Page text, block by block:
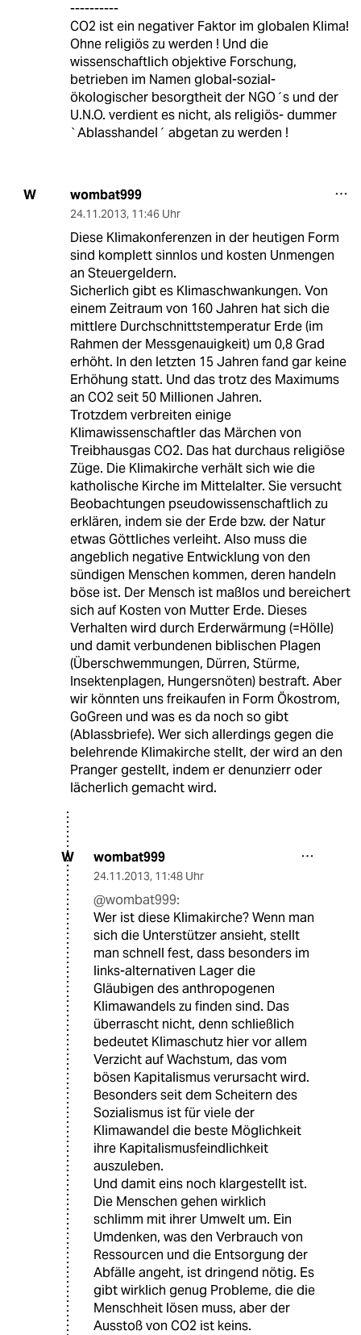
----------
CO2 ist ein negativer Faktor im globalen Klima!
Ohne religiös zu werden ! Und die
wissenschaftlich objektive Forschung,
betrieben im Namen global-sozial-
ökologischer besorgtheit der NGO´s und der
U.N.O. verdient es nicht, als religiös- dummer
`Ablasshandel´ abgetan zu werden !
W wombat999
24.11.2013, 11:46 Uhr
Diese Klimakonferenzen in der heutigen Form
sind komplett sinnlos und kosten Unmengen
an Steuergeldern.
Sicherlich gibt es Klimaschwankungen. Von
einem Zeitraum von 160 Jahren hat sich die
mittlere Durchschnittstemperatur Erde (im
Rahmen der Messgenauigkeit) um 0,8 Grad
erhöht. In den letzten 15 Jahren fand gar keine
Erhöhung statt. Und das trotz des Maximums
an CO2 seit 50 Millionen Jahren.
Trotzdem verbreiten einige
Klimawissenschaftler das Märchen von
Treibhausgas CO2. Das hat durchaus religiöse
Züge. Die Klimakirche verhält sich wie die
katholische Kirche im Mittelalter. Sie versucht
Beobachtungen pseudowissenschaftlich zu
erklären, indem sie der Erde bzw. der Natur
etwas Göttliches verleiht. Also muss die
angeblich negative Entwicklung von den
sündigen Menschen kommen, deren handeln
böse ist. Der Mensch ist maßlos und bereichert
sich auf Kosten von Mutter Erde. Dieses
Verhalten wird durch Erderwärmung (=Hölle)
und damit verbundenen biblischen Plagen
(Überschwemmungen, Dürren, Stürme,
Insektenplagen, Hungersnöten) bestraft. Aber
wir könnten uns freikaufen in Form Ökostrom,
GoGreen und was es da noch so gibt
(Ablassbriefe). Wer sich allerdings gegen die
belehrende Klimakirche stellt, der wird an den
Pranger gestellt, indem er denunzierr oder
lächerlich gemacht wird.
W wombat999
24.11.2013, 11:48 Uhr
@wombat999:
Wer ist diese Klimakirche? Wenn man
sich die Unterstützer ansieht, stellt
man schnell fest, dass besonders im
links-alternativen Lager die
Gläubigen des anthropogenen
Klimawandels zu finden sind. Das
überrascht nicht, denn schließlich
bedeutet Klimaschutz hier vor allem
Verzicht auf Wachstum, das vom
bösen Kapitalismus verursacht wird.
Besonders seit dem Scheitern des
Sozialismus ist für viele der
Klimawandel die beste Möglichkeit
ihre Kapitalismusfeindlichkeit
auszuleben.
Und damit eins noch klargestellt ist.
Die Menschen gehen wirklich
schlimm mit ihrer Umwelt um. Ein
Umdenken, was den Verbrauch von
Ressourcen und die Entsorgung der
Abfälle angeht, ist dringend nötig. Es
gibt wirklich genug Probleme, die die
Menschheit lösen muss, aber der
Ausstoß von CO2 ist keins.